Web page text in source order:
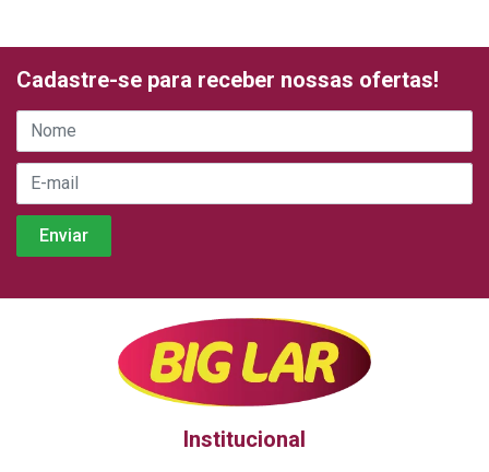
Cadastre-se para receber nossas ofertas!
Institucional